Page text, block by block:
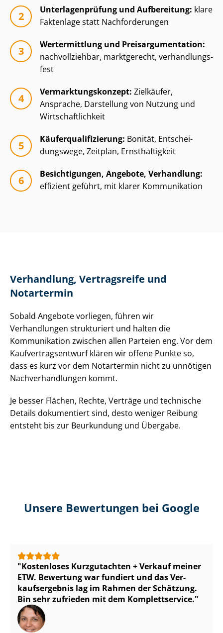
Un­ter­la­gen­prü­fung und Aufbereitung: klare
Faktenlage statt Nachforderungen
Wertermittlung und Preisar­gu­men­ta­ti­on:
nachvollziehbar, marktgerecht, ver­hand­lungs­
fest
Ver­mark­tungs­kon­zept: Zielkäufer,
Ansprache, Darstellung von Nutzung und
Wirt­schaft­lich­keit
Käu­fer­qua­li­fi­zie­rung: Bonität, Ent­schei­
dungs­we­ge, Zeitplan, Ernsthaftigkeit
Besichtigungen, Angebote, Verhandlung:
effizient geführt, mit klarer Kommunikation
Verhandlung, Vertragsreife und
Notartermin
Sobald Angebote vorliegen, führen wir
Verhandlungen strukturiert und halten die
Kommunikation zwischen allen Parteien eng. Vor dem
Kauf­ver­trags­ent­wurf klären wir offene Punkte so,
dass es kurz vor dem Notartermin nicht zu unnötigen
Nach­ver­hand­lun­gen kommt.
Je besser Flächen, Rechte, Verträge und technische
Details dokumentiert sind, desto weniger Reibung
entsteht bis zur Beurkundung und Übergabe.
Unsere Bewertungen bei Google
Kostenloses Kurzgutachten + Verkauf meiner
ETW. Bewertung war fundiert und das Ver­
kaufs­er­geb­nis lag im Rahmen der Schätzung.
Bin sehr zufrieden mit dem Komplettservice.